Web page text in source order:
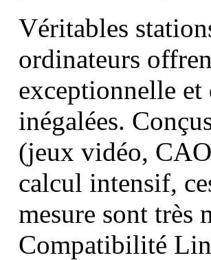
Véritables
ordinateurs
exceptionnelle et
inégalées.
(jeux vidéo,
calcul intensif,
mesure sont très
Compatibilité